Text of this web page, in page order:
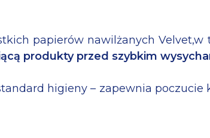
papierów nawilżanych Velvet,w
produkty przed szybkim
higieny – zapewnia